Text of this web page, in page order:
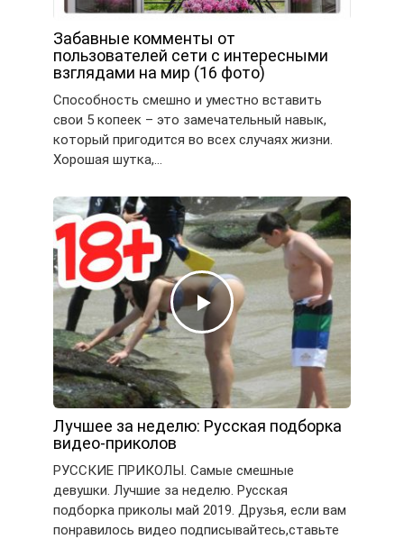
Забавные комменты от
пользователей сети с интересными
взглядами на мир (16 фото)
Способность смешно и уместно вставить
свои 5 копеек – это замечательный навык,
который пригодится во всех случаях жизни.
Хорошая шутка,…
Лучшее за неделю: Русская подборка
видео-приколов
РУССКИЕ ПРИКОЛЫ. Самые смешные
девушки. Лучшие за неделю. Русская
подборка приколы май 2019. Друзья, если вам
понравилось видео подписывайтесь,ставьте